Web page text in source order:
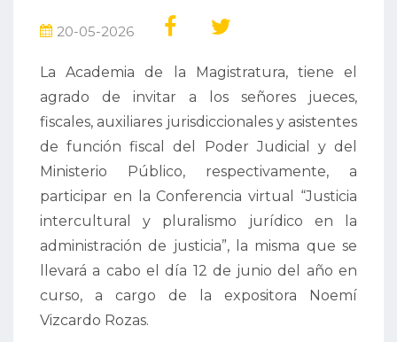
20-05-2026
La Academia de la Magistratura, tiene el
agrado de invitar a los señores jueces,
fiscales, auxiliares jurisdiccionales y asistentes
de función fiscal del Poder Judicial y del
Ministerio Público, respectivamente, a
participar en la Conferencia virtual “Justicia
intercultural y pluralismo jurídico en la
administración de justicia”, la misma que se
llevará a cabo el día 12 de junio del año en
curso, a cargo de la expositora Noemí
Vizcardo Rozas.